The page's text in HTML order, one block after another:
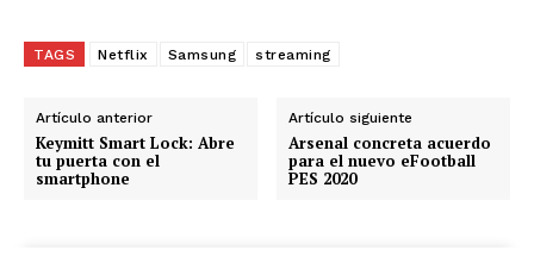
TAGS Netflix Samsung streaming
Artículo anterior
Keymitt Smart Lock: Abre
tu puerta con el
smartphone
Artículo siguiente
Arsenal concreta acuerdo
para el nuevo eFootball
PES 2020